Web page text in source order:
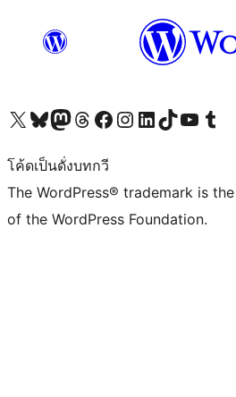
Visit our X (formerly Twitter) account
Visit our Bluesky account
Visit our Mastodon account
Visit our Threads account
Visit our Facebook page
Visit our Instagram account
Visit our LinkedIn account
Visit our TikTok account
Visit our YouTube
Visit our
โค้ดเป็นดั่งบทกวี
The WordPress® trademark is
of the WordPress Foundation.